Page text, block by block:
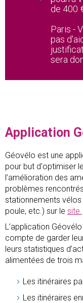
de 400
Paris -
pas
sera
Application
Géovélo est une
pour but d'optimiser
l’amélioration des
problèmes
stationnements vélos
poule, etc.) sur le site.
L’application
compte de garder
leurs statistiques
alimentées de trois
Les itinéraires
Les itinéraires